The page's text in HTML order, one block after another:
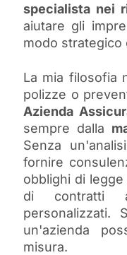
specialista nei
aiutare gli
modo strategico
La mia filosofia
polizze o
Azienda
sempre dalla
Senza
fornire
obblighi di
di contratti
personalizzati.
un'azienda
misura.